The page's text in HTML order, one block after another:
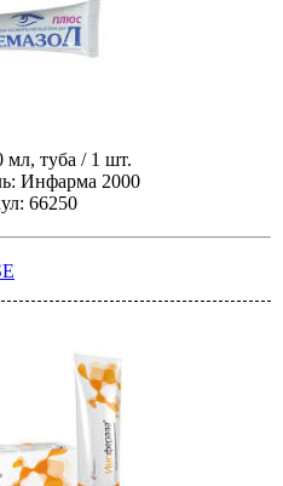
мл, туба / 1 шт.
Инфарма 2000
66250